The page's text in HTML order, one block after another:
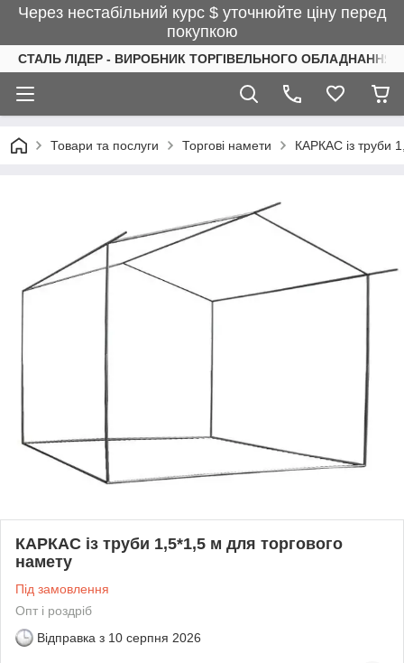
Через нестабільний курс $ уточнюйте ціну перед
покупкою
СТАЛЬ ЛІДЕР - ВИРОБНИК ТОРГІВЕЛЬНОГО ОБЛАДНАННЯ
Товари та послуги Торгові намети КАРКАС із труби
КАРКАС із труби 1,5*1,5 м для торгового
намету
Під замовлення
Опт і роздріб
Відправка з 10 серпня 2026